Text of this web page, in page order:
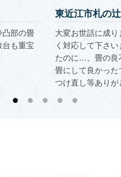
凸部の畳
台も重宝
東近江市札の
大変お世話に成
く対応して下さ
たのに…。畳の良
畳にして良かっ
つけ直し等ありが